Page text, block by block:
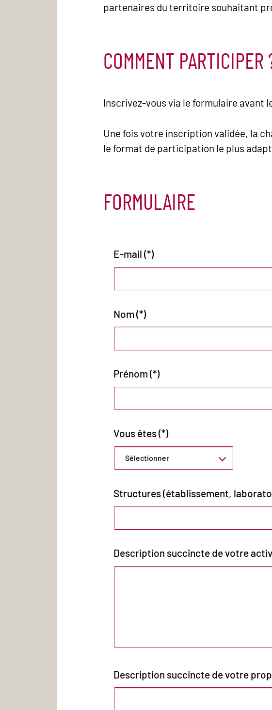
partenaires du territoire souhaitant
COMMENT PARTICIPER
Inscrivez-vous via le formulaire avant
Une fois votre inscription validée, la
le format de participation le plus
FORMULAIRE
E-mail (*)
Nom (*)
Prénom (*)
Vous êtes (*)
Structures (établissement,
Description succincte de votre
Description succincte de votre